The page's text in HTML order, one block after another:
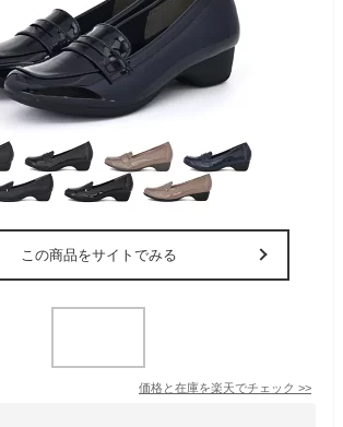
この商品をサイトでみる
価格と在庫を楽天でチェック >>